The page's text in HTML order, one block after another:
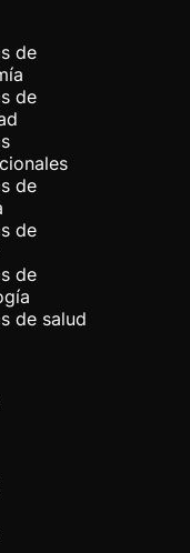
de
de
de
de
de
de salud